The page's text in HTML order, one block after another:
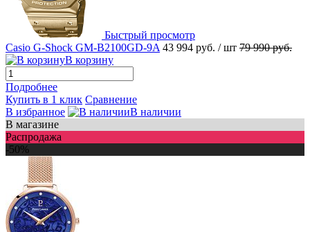
Быстрый просмотр
Casio G-Shock GM-B2100GD-9A 43 994 руб. / шт 79 990 руб.
В корзину
Подробнее
Купить в 1 клик Сравнение
В избранное
В наличии
В магазине
Распродажа
-50%